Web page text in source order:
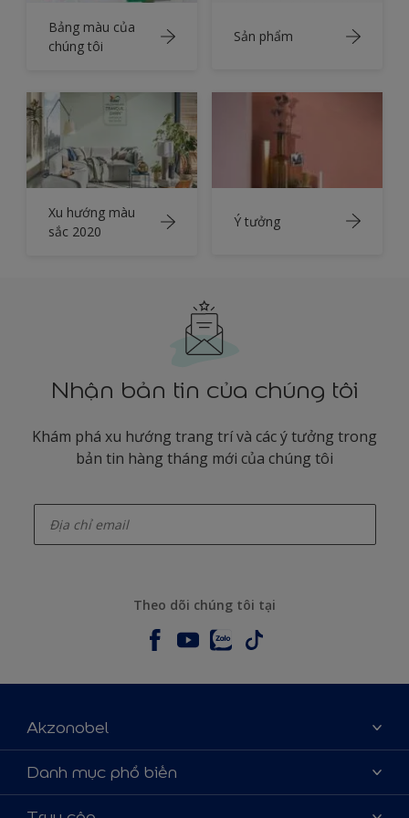
Bảng màu của
chúng tôi
Sản phẩm
Xu hướng màu
sắc 2020
Ý tưởng
Nhận bản tin của chúng tôi
Khám phá xu hướng trang trí và các ý tưởng trong
bản tin hàng tháng mới của chúng tôi
Theo dõi chúng tôi tại
Akzonobel
Giới thiệu về AkzoNobel
Liên hệ chúng tôi
Danh mục phổ biến
Tìm màu sắc